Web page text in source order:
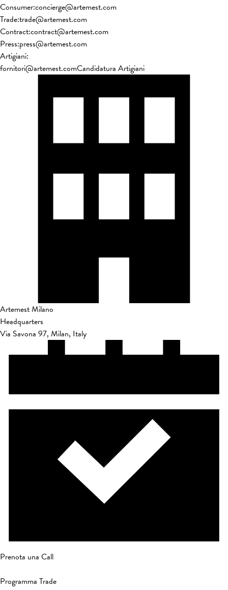
Consumer:concierge@artemest.com
Trade:trade@artemest.com
Contract:contract@artemest.com
Press:press@artemest.com
Artigiani:
fornitori@artemest.comCandidatura Artigiani
Artemest Milano
Headquarters
Via Savona 97, Milan, Italy
Prenota una Call
Programma Trade